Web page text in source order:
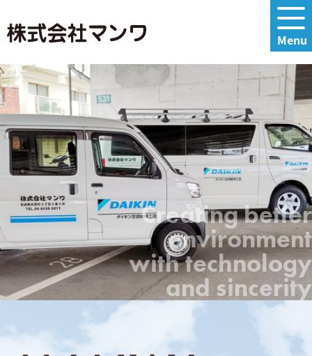
Creating better
environment
with technology
and sincerity